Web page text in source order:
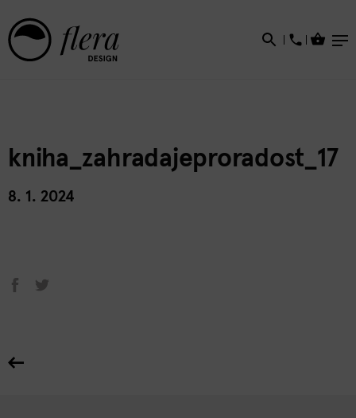
kniha_zahradajeproradost_17
8. 1. 2024